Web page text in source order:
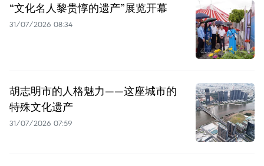
“文化名人黎贵惇的遗产”展览开幕
31/07/2026 08:34
胡志明市的人格魅力——这座城市的
特殊文化遗产
31/07/2026 07:59